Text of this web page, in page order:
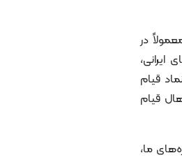
در
قیام
قیام
ما،